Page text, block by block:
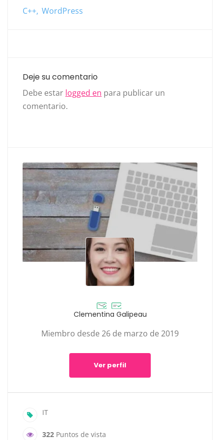
C++ WordPress
Deje su comentario
Debe estar logged en para publicar un
comentario.
Clementina Galipeau
Miembro desde 26 de marzo de 2019
Ver perfil
IT
322 Puntos de vista